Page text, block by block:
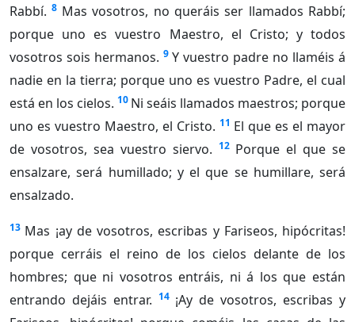
Rabbí. 8 Mas vosotros, no queráis ser llamados Rabbí;
porque uno es vuestro Maestro, el Cristo; y todos
vosotros sois hermanos. 9 Y vuestro padre no llaméis á
nadie en la tierra; porque uno es vuestro Padre, el cual
está en los cielos. 10 Ni seáis llamados maestros; porque
uno es vuestro Maestro, el Cristo. 11 El que es el mayor
de vosotros, sea vuestro siervo. 12 Porque el que se
ensalzare, será humillado; y el que se humillare, será
ensalzado.
13 Mas ¡ay de vosotros, escribas y Fariseos, hipócritas!
porque cerráis el reino de los cielos delante de los
hombres; que ni vosotros entráis, ni á los que están
entrando dejáis entrar. 14 ¡Ay de vosotros, escribas y